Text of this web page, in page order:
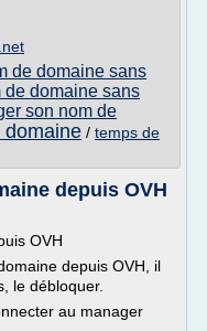
de domaine sans
de domaine sans
son nom de
domaine / temps de
depuis OVH
OVH
depuis OVH, il
le débloquer.
au manager